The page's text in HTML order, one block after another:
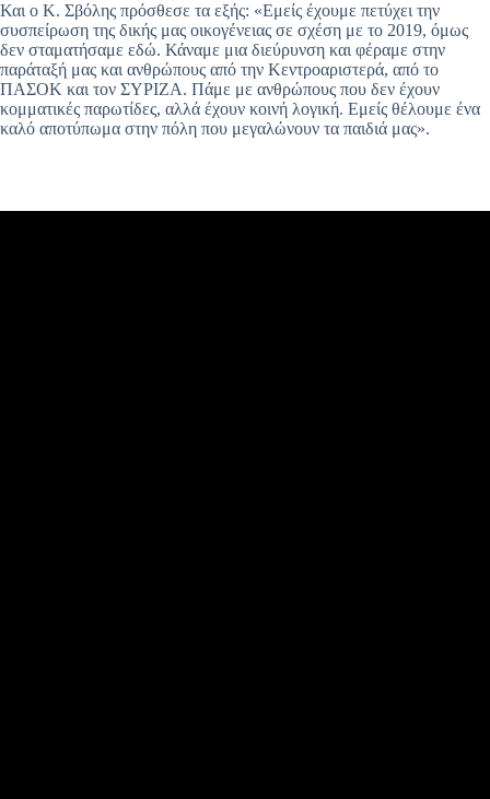
Και ο Κ. Σβόλης πρόσθεσε τα εξής: «Εμείς έχουμε πετύχει την
συσπείρωση της δικής μας οικογένειας σε σχέση με το 2019, όμως
δεν σταματήσαμε εδώ. Κάναμε μια διεύρυνση και φέραμε στην
παράταξή μας και ανθρώπους από την Κεντροαριστερά, από το
ΠΑΣΟΚ και τον ΣΥΡΙΖΑ. Πάμε με ανθρώπους που δεν έχουν
κομματικές παρωτίδες, αλλά έχουν κοινή λογική. Εμείς θέλουμε ένα
καλό αποτύπωμα στην πόλη που μεγαλώνουν τα παιδιά μας».